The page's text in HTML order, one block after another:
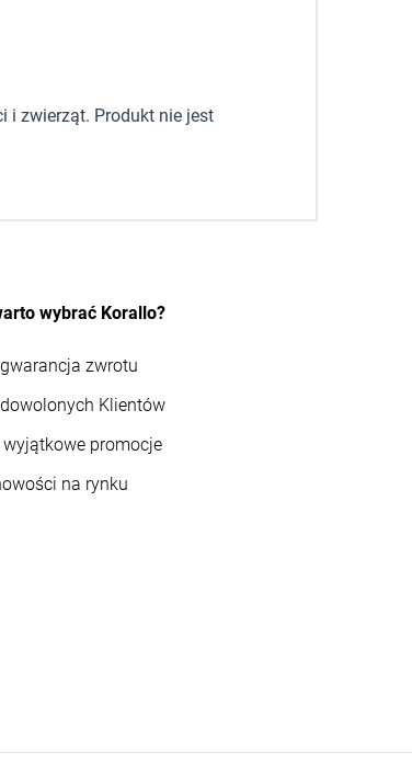
i zwierząt. Produkt nie jest
wybrać Korallo?
zwrotu
Klientów
wyjątkowe promocje
na rynku